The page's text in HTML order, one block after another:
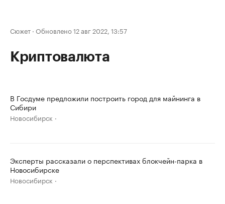
Сюжет · Обновлено 12 авг 2022, 13:57
Криптовалюта
В Госдуме предложили построить город для майнинга в
Сибири
Новосибирск
Эксперты рассказали о перспективах блокчейн-парка в
Новосибирске
Новосибирск